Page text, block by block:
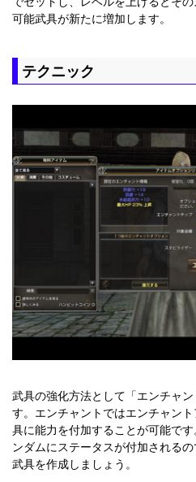
可能武具が新たに増加します。
テクニック
武具の強化方法として「エンチャ
す。エンチャントではエンチャン
具に能力を付加することが可能で
ンダムにステータスが付加される
武具を作成しましょう。